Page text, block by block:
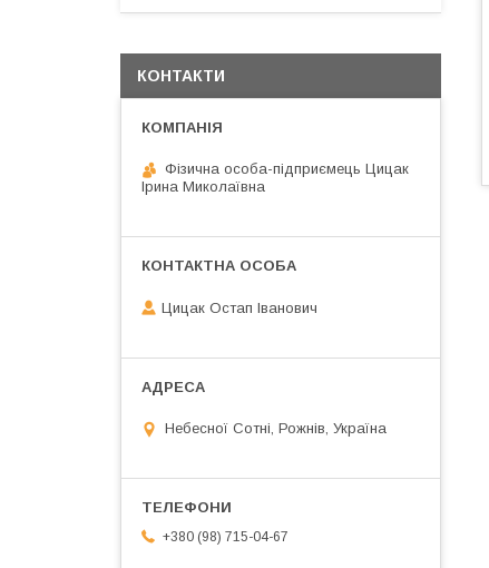
КОНТАКТИ
Фізична особа-підприємець Цицак
Ірина Миколаївна
Цицак Остап Іванович
Небесної Сотні, Рожнів, Україна
+380 (98) 715-04-67